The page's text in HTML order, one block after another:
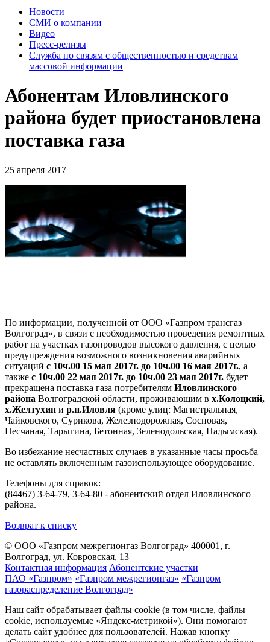
Новости
СМИ о компании
Видео
Пресс-релизы
Служба по связям с общественностью и средствам
массовой информации
Абонентам Иловлинского
района будет приостановлена
поставка газа
25 апреля 2017
По информации, полученной от ООО «Газпром трансгаз
Волгоград», в связи с необходимостью проведения ремонтных
работ на участках газопроводов высокого давления, с целью
предупреждения возможного возникновения аварийных
ситуаций с 10ч.00 15 мая 2017г. до 10ч.00 16 мая 2017г., а
также с 10ч.00 22 мая 2017г. до 10ч.00 23 мая 2017г. будет
прекращена поставка газа потребителям Иловлинского
района Волгоградской области, проживающим в х.Колоцкий,
х.Желтухин и р.п.Иловля (кроме улиц: Магистральная,
Чайковского, Сурикова, Железнодорожная, Сосновая,
Песчаная, Тарыгина, Бетонная, Зеленодольская, Надымская).
Во избежание несчастных случаев в указанные часы просьба
не оставлять включенным газоиспользующее оборудование.
Телефоны для справок:
(84467) 3-64-79, 3-64-80 - абонентский отдел Иловлинского
района.
Возврат к списку
© ООО «Газпром межрегионгаз Волгоград» 400001, г.
Волгоград, ул. Ковровская, 13
Контактная информация Абонентские участки
ПАО «Газпром» «Газпром межрегионгаз» «Газпром
газораспределение Волгоград»
Наш сайт обрабатывает файлы cookie (в том числе, файлы
cookie, используемые «Яндекс-метрикой»). Они помогают
делать сайт удобнее для пользователей. Нажав кнопку